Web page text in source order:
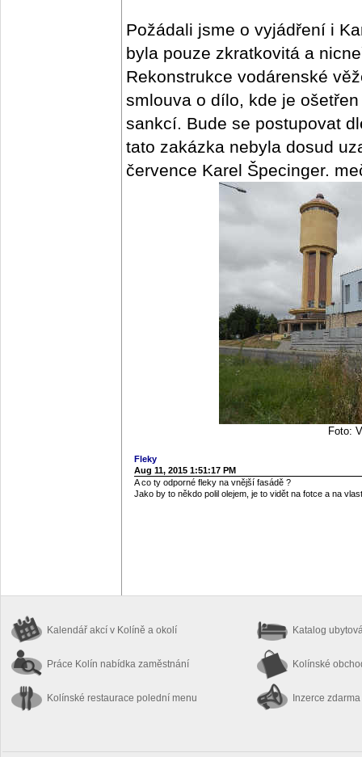
Požádali jsme o vyjádření i
byla pouze zkratkovitá a
Rekonstrukce vodárenské
smlouva o dílo, kde je
sankcí. Bude se postupovat
tato zakázka nebyla dosud
července Karel Špecinger.
Foto:
Fleky
Aug 11, 2015 1:51:17 PM
A co ty odporné fleky na vnější fasádě ?
Jako by to někdo polil olejem, je to vidět na fotce a na
Kalendář akcí v Kolíně a okolí
Práce Kolín nabídka zaměstnání
Kolínské restaurace polední menu
Katalog
Kolínské
Inzerce zdarma